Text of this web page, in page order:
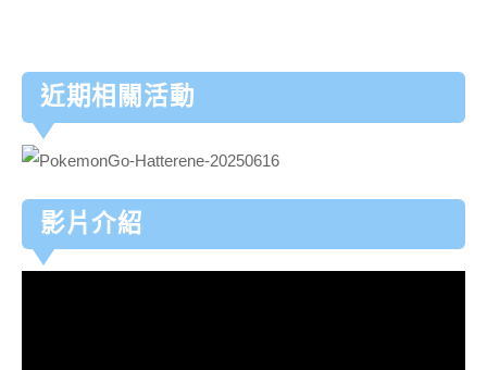
近期相關活動
影片介紹